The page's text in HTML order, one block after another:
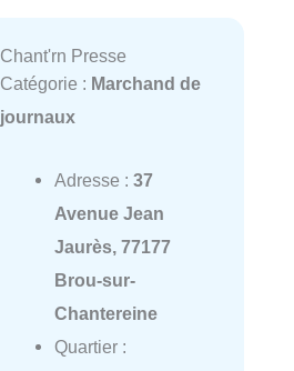
Chant'rn Presse
Catégorie : Marchand de
journaux
Adresse : 37
Avenue Jean
Jaurès, 77177
Brou-sur-
Chantereine
Quartier :